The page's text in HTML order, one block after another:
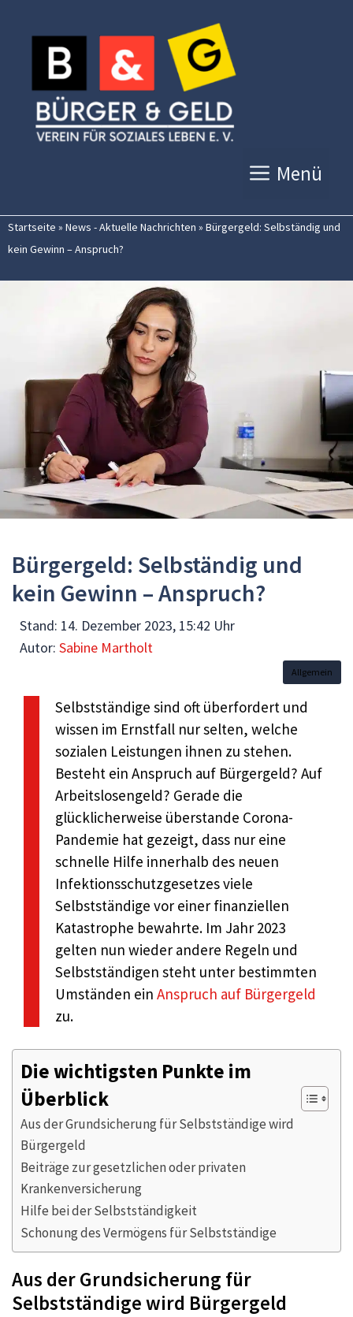
Inhalt
springen
Menü
Startseite » News - Aktuelle Nachrichten » Bürgergeld: Selbständig und
kein Gewinn – Anspruch?
Bürgergeld: Selbständig und
kein Gewinn – Anspruch?
Stand: 14. Dezember 2023, 15:42 Uhr
Autor: Sabine Martholt
Allgemein
Selbstständige sind oft überfordert und
wissen im Ernstfall nur selten, welche
sozialen Leistungen ihnen zu stehen.
Besteht ein Anspruch auf Bürgergeld? Auf
Arbeitslosengeld? Gerade die
glücklicherweise überstande Corona-
Pandemie hat gezeigt, dass nur eine
schnelle Hilfe innerhalb des neuen
Infektionsschutzgesetzes viele
Selbstständige vor einer finanziellen
Katastrophe bewahrte. Im Jahr 2023
gelten nun wieder andere Regeln und
Selbstständigen steht unter bestimmten
Umständen ein Anspruch auf Bürgergeld
zu.
Die wichtigsten Punkte im
Überblick
Aus der Grundsicherung für Selbstständige wird
Bürgergeld
Beiträge zur gesetzlichen oder privaten
Krankenversicherung
Hilfe bei der Selbstständigkeit
Schonung des Vermögens für Selbstständige
Aus der Grundsicherung für
Selbstständige wird Bürgergeld